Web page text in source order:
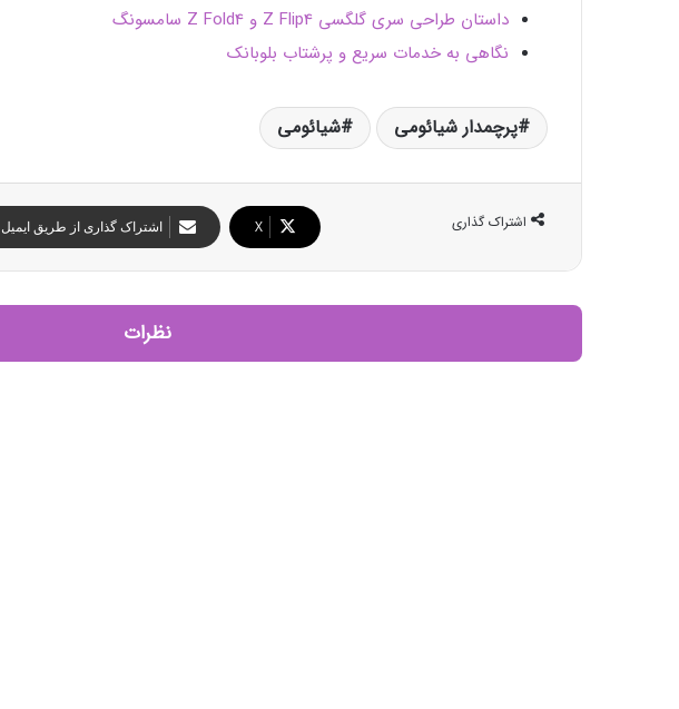
داستان طراحی سری گلگسی Z Flip4 و Z Fold4 سامسونگ
نگاهی به خدمات سریع و پرشتاب بلوبانک
پرچمدار شیائومی شیائومی
اشتراک گذاری X اشتراک گذاری از طریق ایمیل
نظرات